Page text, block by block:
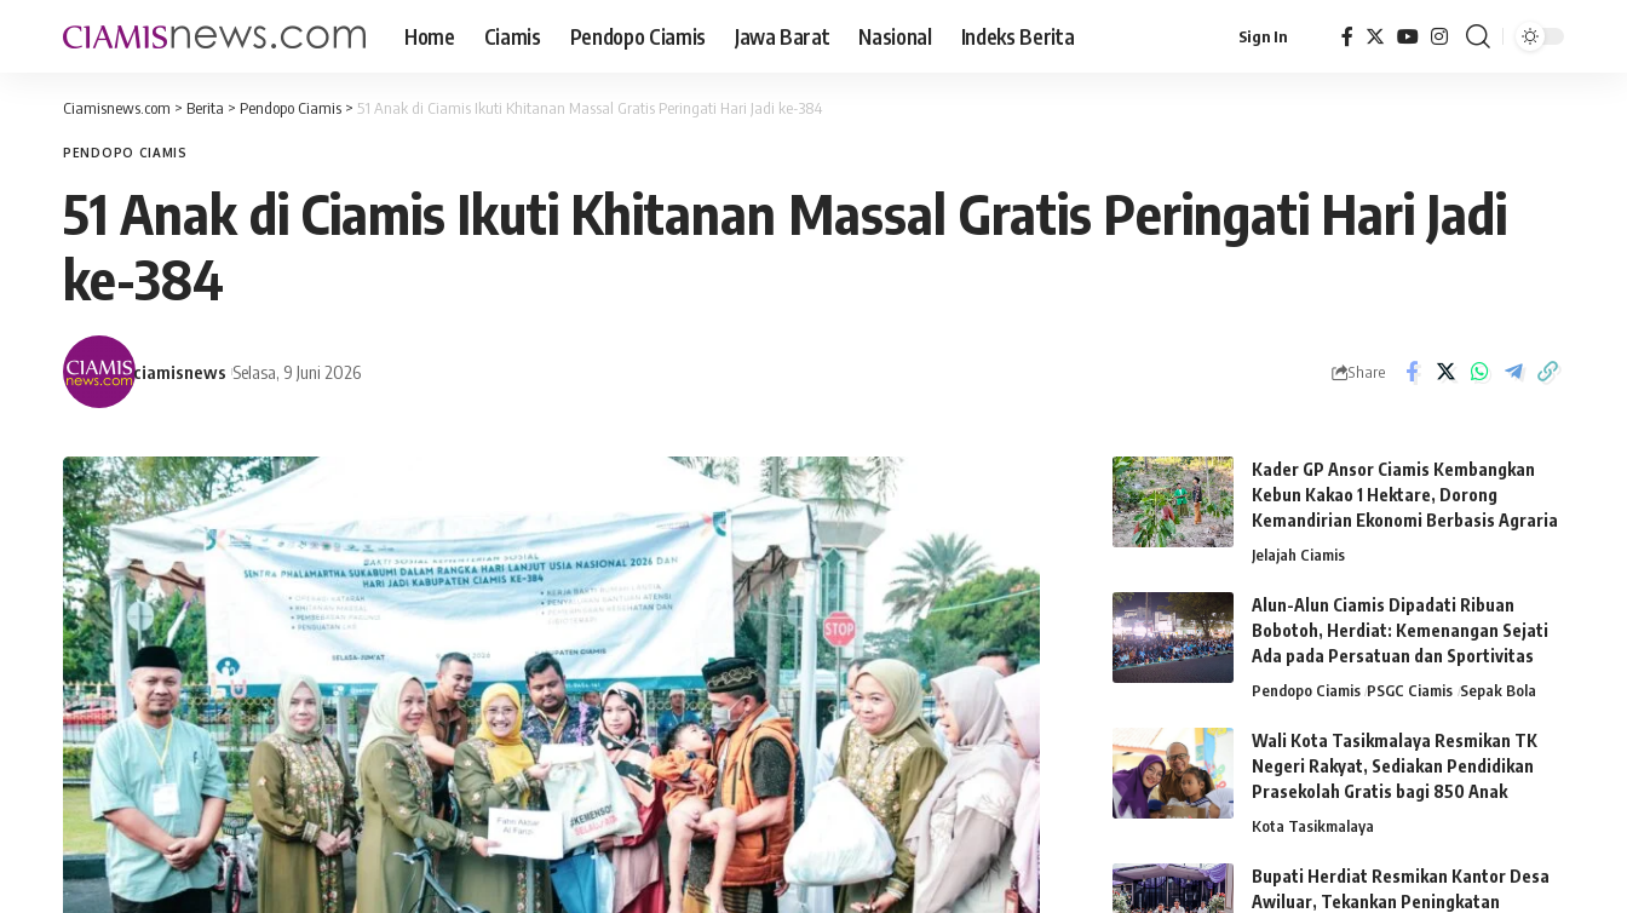
Home Ciamis Pendopo Ciamis Jawa Barat Nasional Indeks Berita Sign In
Ciamisnews.com > Berita > Pendopo Ciamis > 51 Anak di Ciamis Ikuti Khitanan Massal Gratis Peringati Hari Jadi ke-384
PENDOPO CIAMIS
51 Anak di Ciamis Ikuti Khitanan Massal Gratis Peringati Hari Jadi
ke-384
ciamisnews Selasa, 9 Juni 2026 Share
Kader GP Ansor Ciamis Kembangkan
Kebun Kakao 1 Hektare, Dorong
Kemandirian Ekonomi Berbasis Agraria
Jelajah Ciamis
Alun-Alun Ciamis Dipadati Ribuan
Bobotoh, Herdiat: Kemenangan Sejati
Ada pada Persatuan dan Sportivitas
Pendopo Ciamis PSGC Ciamis Sepak Bola
Wali Kota Tasikmalaya Resmikan TK
Negeri Rakyat, Sediakan Pendidikan
Prasekolah Gratis bagi 850 Anak
Kota Tasikmalaya
Bupati Herdiat Resmikan Kantor Desa
Awiluar, Tekankan Peningkatan